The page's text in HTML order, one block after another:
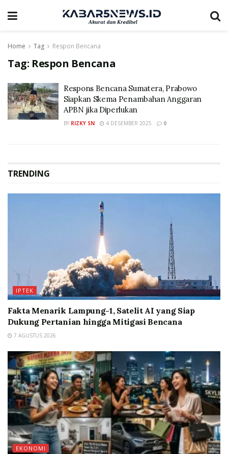
Home Tag Respon Bencana
Tag: Respon Bencana
Respons Bencana Sumatera, Prabowo
Siapkan Skema Penambahan Anggaran
APBN jika Diperlukan
BY RIZKY SN 4 DESEMBER 2025 0
TRENDING
IPTEK
Fakta Menarik Lampung-1, Satelit AI yang Siap
Dukung Pertanian hingga Mitigasi Bencana
7 AGUSTUS 2026
EKONOMI